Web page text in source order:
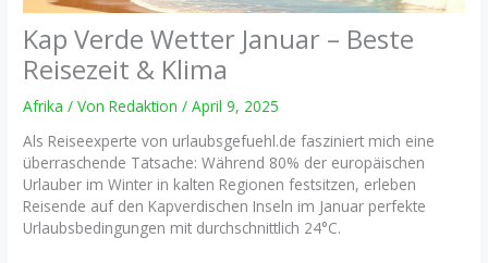
Kap Verde Wetter Januar – Beste
Reisezeit & Klima
Afrika / VonRedaktion/April 9, 2025
Als Reiseexperte von urlaubsgefuehl.de fasziniert mich eine
überraschende Tatsache: Während 80% der europäischen
Urlauber im Winter in kalten Regionen festsitzen, erleben
Reisende auf den Kapverdischen Inseln im Januar perfekte
Urlaubsbedingungen mit durchschnittlich 24°C.